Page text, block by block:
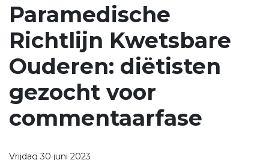
Paramedische
Richtlijn Kwetsbare
Ouderen: diëtisten
gezocht voor
commentaarfase
Vrijdag 30 juni 2023